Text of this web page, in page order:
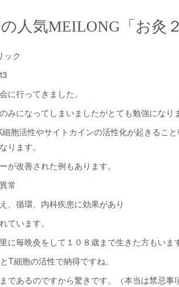
人気MEILONG「お灸２
ック
に行ってきました。
みになってしまいましたがとても勉強になり
胞活性やサイトカインの活性化が起きるこ
ります。
が改善された例もあります。
常
、循環、内科疾患に効果があり
ています。
に毎晩灸をして１０８歳まで生きた方もいま
T細胞の活性で納得ですね。
であるのですから驚きです。（本当は禁忌事